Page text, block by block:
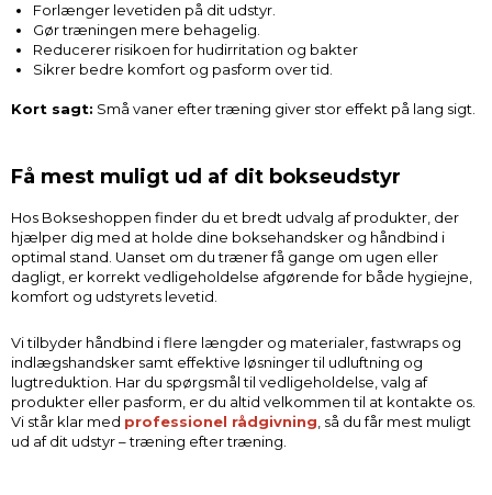
give dig den bedst mulige oplevelse med
fitnessshoppen.dk.
andre hjælper os med at forstå, hvordan du bruger siden,
marketing formål. Klik på “Tillad alle” for at fortsætte som
angivet, eller klik på “Tilpas” for at vælge, hvilke typer
cookies du vil acceptere.
Forlænger levetiden på dit udstyr.
Gør træningen mere behagelig.
Reducerer risikoen for hudirritation og bakter
Sikrer bedre komfort og pasform over tid.
Kort sagt: Små vaner efter træning giver stor effekt på lang sigt.
Få mest muligt ud af dit bokseudstyr
Hos Bokseshoppen finder du et bredt udvalg af produkter, der
hjælper dig med at holde dine boksehandsker og håndbind i
optimal stand. Uanset om du træner få gange om ugen eller
dagligt, er korrekt vedligeholdelse afgørende for både hygiejne,
komfort og udstyrets levetid.
Vi tilbyder håndbind i flere længder og materialer, fastwraps og
indlægshandsker samt effektive løsninger til udluftning og
lugtreduktion. Har du spørgsmål til vedligeholdelse, valg af
produkter eller pasform, er du altid velkommen til at kontakte os.
Vi står klar med professionel rådgivning , så du får mest muligt
ud af dit udstyr – træning efter træning.